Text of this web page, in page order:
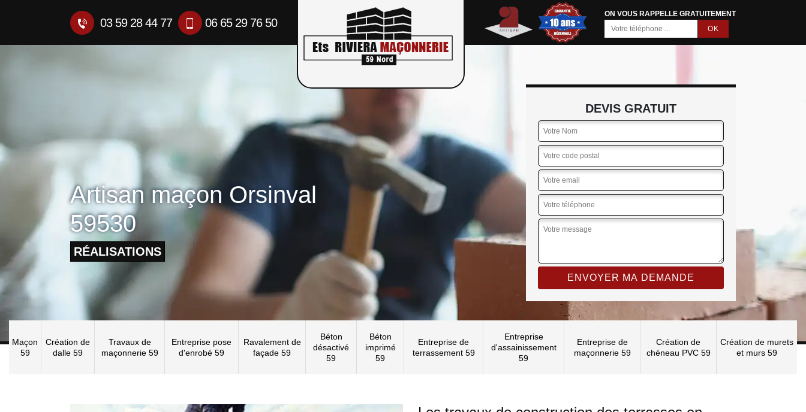
03 59 28 44 77 06 65 29 76 50
ON VOUS RAPPELLE GRATUITEMENT
Artisan maçon Orsinval
59530
RÉALISATIONS
DEVIS GRATUIT
Maçon
59
Création de
dalle 59
Travaux de
maçonnerie 59
Entreprise pose
d'enrobé 59
Ravalement de
façade 59
Béton
désactivé
59
Béton
imprimé
59
Entreprise de
terrassement 59
Entreprise
d'assainissement
59
Entreprise de
maçonnerie 59
Création de
chéneau PVC 59
Création de murets
et murs 59